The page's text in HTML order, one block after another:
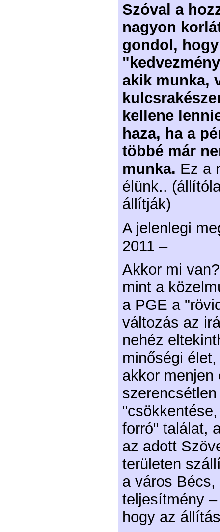
Szóval a
nagyon
gondol,
akik munka,
kellene
haza, ha a
többé már
munka. Ez a
élünk..
állítják)
A jelenlegi
2011 –
Akkor mi
mint a
a PGE a
változás az
nehéz
minőségi
akkor menjen
forró" találat,
az adott
területen
a város
teljesítmény
hogy az